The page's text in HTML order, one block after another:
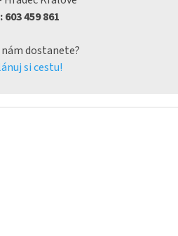
459 861
nám dostanete?
si cestu!